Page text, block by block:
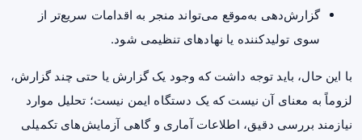
گزارش‌دهی به‌موقع می‌تواند منجر به اقدامات سریع‌تر از
سوی تولیدکننده یا نهادهای تنظیمی شود.
با این حال، باید توجه داشت که وجود یک گزارش یا حتی چند گزارش،
لزوماً به معنای آن نیست که یک دستگاه ایمن نیست؛ تحلیل موارد
نیازمند بررسی دقیق، اطلاعات آماری و گاهی آزمایش‌های تکمیلی